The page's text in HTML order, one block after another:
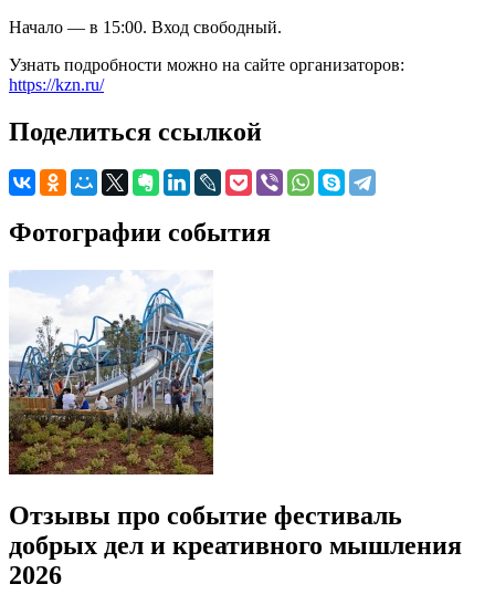
Начало — в 15:00. Вход свободный.
Узнать подробности можно на сайте организаторов:
https://kzn.ru/
Поделиться ссылкой
Фотографии события
Отзывы про событие фестиваль
добрых дел и креативного мышления
2026